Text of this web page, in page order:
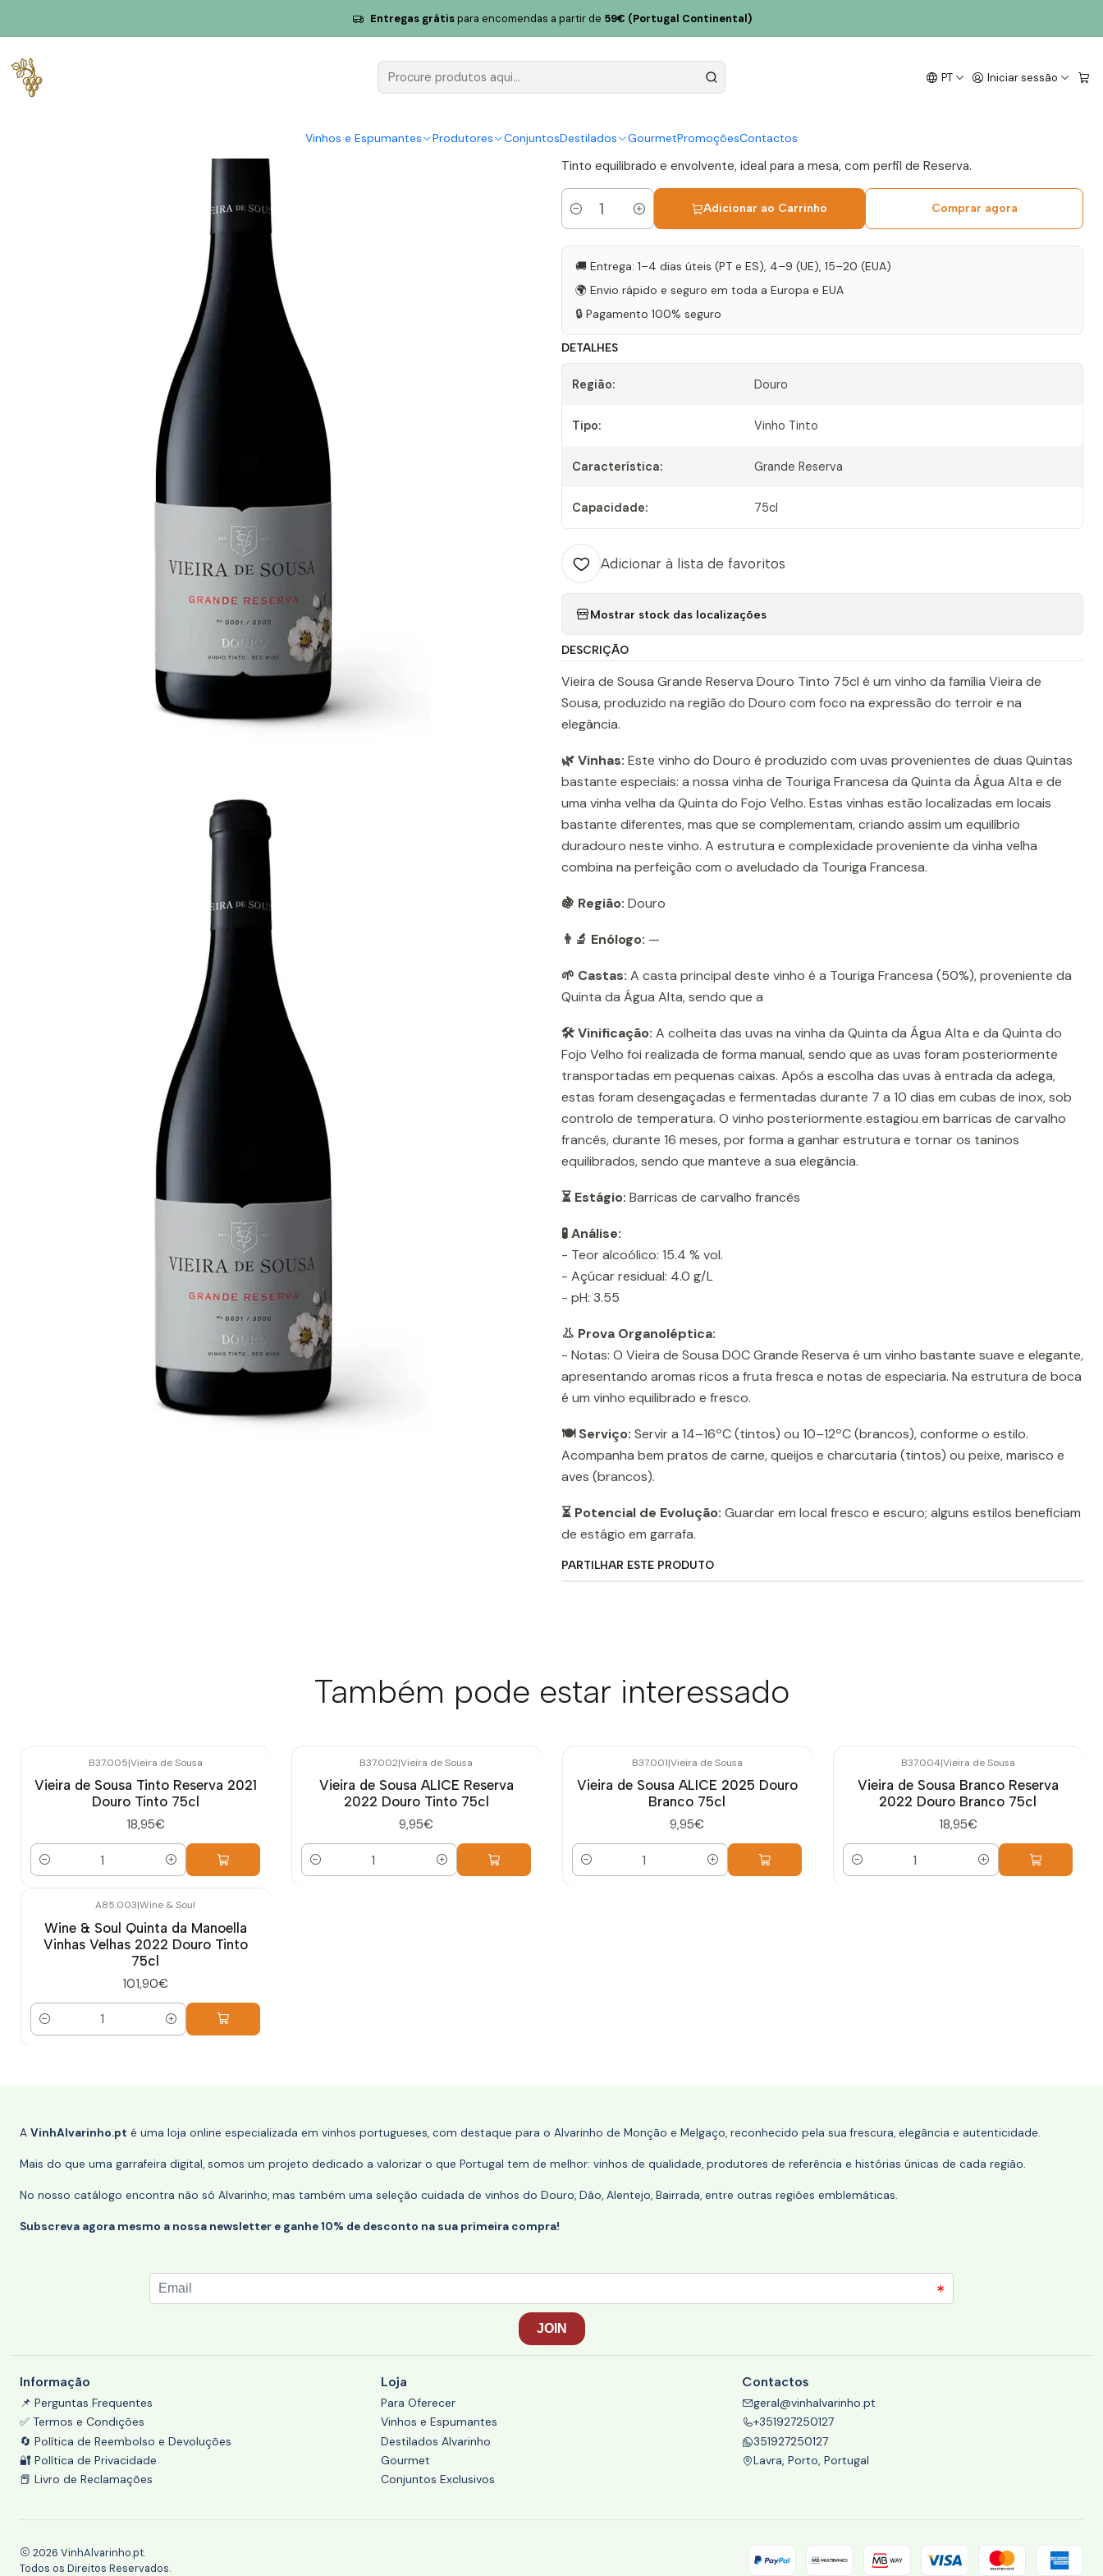
PT Iniciar sessão
Vinhos e Espumantes Produtores ConjuntosDestilados GourmetPromoçõesContactos
Entregas grátispara encomendas a partir de 59€ (Portugal Continental)
Vieira de Sousa Grande Reserva 2018 Douro Tinto 75cl
Vieira de Sousa Grande Reserva
|
Tinto equilibrado e envolvente, ideal para a mesa, com perfil de Reserva.
Quantidade
Adicionar ao Carrinho Comprar agora
🚚 Entrega: 1–4 dias úteis (PT e ES), 4–9 (UE), 15–20 (EUA)
🌍 Envio rápido e seguro em toda a Europa e EUA
🔒 Pagamento 100% seguro
DETALHES
Região: Douro
Tipo: Vinho Tinto
Característica: Grande Reserva
Capacidade: 75cl
Adicionar à lista de favoritos
Mostrar stock das localizações
DESCRIÇÃO
Vieira de Sousa Grande Reserva Douro Tinto 75cl é um vinho da família Vieira de
Sousa, produzido na região do Douro com foco na expressão do terroir e na
elegância.
🌿 Vinhas: Este vinho do Douro é produzido com uvas provenientes de duas Quintas
bastante especiais: a nossa vinha de Touriga Francesa da Quinta da Água Alta e de
uma vinha velha da Quinta do Fojo Velho. Estas vinhas estão localizadas em locais
bastante diferentes, mas que se complementam, criando assim um equilíbrio
duradouro neste vinho. A estrutura e complexidade proveniente da vinha velha
combina na perfeição com o aveludado da Touriga Francesa.
🍇 Região: Douro
👨‍🔬 Enólogo: —
🌱 Castas: A casta principal deste vinho é a Touriga Francesa (50%), proveniente da
Quinta da Água Alta, sendo que a
🛠️ Vinificação: A colheita das uvas na vinha da Quinta da Água Alta e da Quinta do
Fojo Velho foi realizada de forma manual, sendo que as uvas foram posteriormente
transportadas em pequenas caixas. Após a escolha das uvas à entrada da adega,
estas foram desengaçadas e fermentadas durante 7 a 10 dias em cubas de inox, sob
controlo de temperatura. O vinho posteriormente estagiou em barricas de carvalho
francês, durante 16 meses, por forma a ganhar estrutura e tornar os taninos
equilibrados, sendo que manteve a sua elegância.
⏳ Estágio: Barricas de carvalho francês
🧪 Análise:
- Teor alcoólico: 15.4 % vol.
- Açúcar residual: 4.0 g/L
- pH: 3.55
👃 Prova Organoléptica:
- Notas: O Vieira de Sousa DOC Grande Reserva é um vinho bastante suave e elegante,
apresentando aromas ricos a fruta fresca e notas de especiaria. Na estrutura de boca
é um vinho equilibrado e fresco.
🍽️ Serviço: Servir a 14–16ºC (tintos) ou 10–12ºC (brancos), conforme o estilo.
Acompanha bem pratos de carne, queijos e charcutaria (tintos) ou peixe, marisco e
aves (brancos).
⏳ Potencial de Evolução: Guardar em local fresco e escuro; alguns estilos beneficiam
de estágio em garrafa.
PARTILHAR ESTE PRODUTO
Também pode estar interessado
B37.005|Vieira de Sousa
Vieira de Sousa Tinto Reserva 2021
Douro Tinto 75cl
18,95€
Quantidade
B37.002|Vieira de Sousa
Vieira de Sousa ALICE Reserva
2022 Douro Tinto 75cl
9,95€
Quantidade
B37.001|Vieira de Sousa
Vieira de Sousa ALICE 2025 Douro
Branco 75cl
9,95€
Quantidade
B37.004|Vieira de Sousa
Vieira de Sousa Branco Reserva
2022 Douro Branco 75cl
18,95€
Quantidade
A85.003|Wine & Soul
Wine & Soul Quinta da Manoella
Vinhas Velhas 2022 Douro Tinto
75cl
101,90€
Quantidade
A VinhAlvarinho.pt é uma loja online especializada em vinhos portugueses, com destaque para o Alvarinho de Monção e Melgaço, reconhecido pela sua frescura, elegância e autenticidade.
Mais do que uma garrafeira digital, somos um projeto dedicado a valorizar o que Portugal tem de melhor: vinhos de qualidade, produtores de referência e histórias únicas de cada região.
No nosso catálogo encontra não só Alvarinho, mas também uma seleção cuidada de vinhos do Douro, Dão, Alentejo, Bairrada, entre outras regiões emblemáticas.
Subscreva agora mesmo a nossa newsletter e ganhe 10% de desconto na sua primeira compra!
Informação
📌 Perguntas Frequentes
✅ Termos e Condições
🔄 Política de Reembolso e Devoluções
🔐 Política de Privacidade
📕 Livro de Reclamações
Loja
Para Oferecer
Vinhos e Espumantes
Destilados Alvarinho
Gourmet
Conjuntos Exclusivos
Contactos
geral@vinhalvarinho.pt
+351927250127
351927250127
Lavra, Porto, Portugal
2026 VinhAlvarinho.pt.
Todos os Direitos Reservados.